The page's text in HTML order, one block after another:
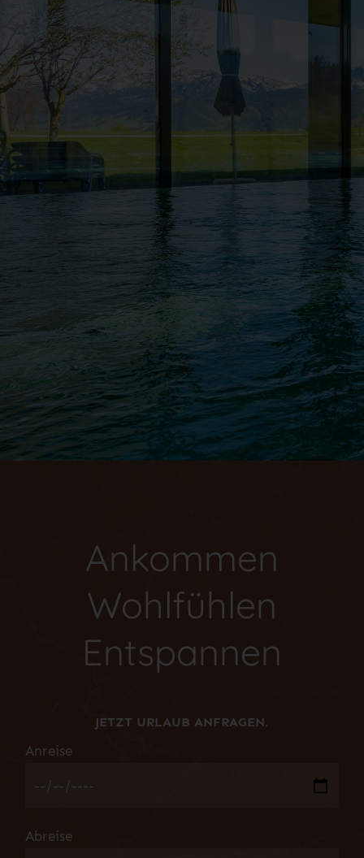
Ankommen
Wohlfühlen
Entspannen
JETZT URLAUB ANFRAGEN.
Anreise
Abreise